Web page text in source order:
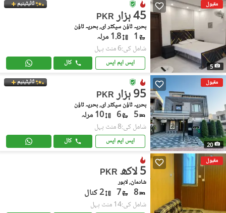
مقبول
5
ٹائیٹینیم
PKR 45 ہزار
بحریہ ٹاؤن سیکٹر ای, بحریہ ٹاؤن
1 1.8 مرلہ
شامل کی:6 منٹ پہل
ایس ایم ایس کال
مقبول
20
ٹائیٹینیم
PKR 95 ہزار
بحریہ ٹاؤن سیکٹر ای, بحریہ ٹاؤن
5
6 10 مرلہ
شامل کی:8 منٹ پہل
ایس ایم ایس کال
مقبول
PKR 5 لاکھ
شادمان, لاہور
8
7 2 کنال
شامل کی:14 منٹ پہل